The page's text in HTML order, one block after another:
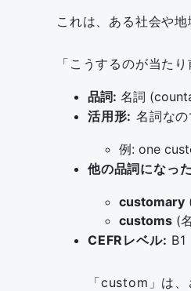
これは、ある社会や
「こうするのが当た
品詞: 名詞
活用形: 名詞な
例: one
他の品詞になっ
customary
customs (
CEFRレベル: B1
「custom」は